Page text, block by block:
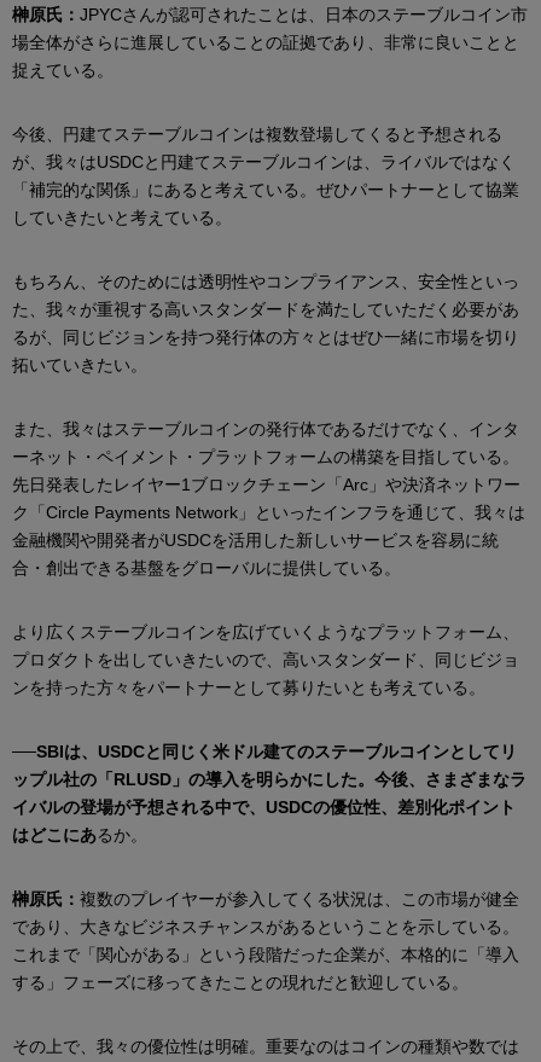
榊原氏： JPYCさんが認可されたことは、日本のステーブルコイン市
場全体がさらに進展していることの証拠であり、非常に良いことと
捉えている。
今後、円建てステーブルコインは複数登場してくると予想される
が、我々はUSDCと円建てステーブルコインは、ライバルではなく
「補完的な関係」にあると考えている。ぜひパートナーとして協業
していきたいと考えている。
もちろん、そのためには透明性やコンプライアンス、安全性といっ
た、我々が重視する高いスタンダードを満たしていただく必要があ
るが、同じビジョンを持つ発行体の方々とはぜひ一緒に市場を切り
拓いていきたい。
また、我々はステーブルコインの発行体であるだけでなく、インタ
ーネット・ペイメント・プラットフォームの構築を目指している。
先日発表したレイヤー1ブロックチェーン「Arc」や決済ネットワー
ク「Circle Payments Network」といったインフラを通じて、我々は
金融機関や開発者がUSDCを活用した新しいサービスを容易に統
合・創出できる基盤をグローバルに提供している。
より広くステーブルコインを広げていくようなプラットフォーム、
プロダクトを出していきたいので、高いスタンダード、同じビジョ
ンを持った方々をパートナーとして募りたいとも考えている。
──SBIは、USDCと同じく米ドル建てのステーブルコインとしてリ
ップル社の「RLUSD」の導入を明らかにした。今後、さまざまなラ
イバルの登場が予想される中で、USDCの優位性、差別化ポイント
はどこにあるか。
榊原氏： 複数のプレイヤーが参入してくる状況は、この市場が健全
であり、大きなビジネスチャンスがあるということを示している。
これまで「関心がある」という段階だった企業が、本格的に「導入
する」フェーズに移ってきたことの現れだと歓迎している。
その上で、我々の優位性は明確。重要なのはコインの種類や数では